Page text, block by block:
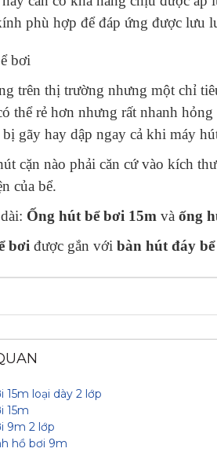
phù hợp để đáp ứng được lưu
trên thị trường nhưng một chỉ
thể rẻ hơn nhưng rất nhanh
gãy hay dập ngay cả khi máy
cặn nào phải căn cứ vào kích
của bể.
Ống hút bể bơi 15m và ống
bơi được gắn với bàn hút đáy
loại dày 2 lớp
15m
9m 2 lớp
hồ bơi 9m